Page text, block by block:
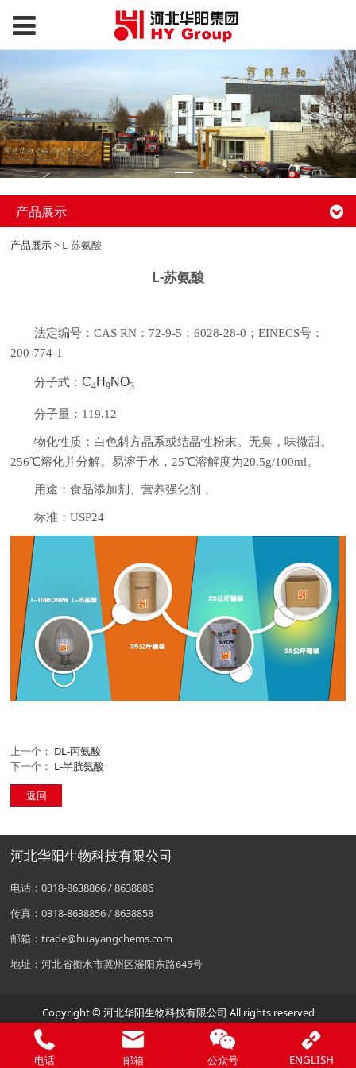
产品展示
产品展示> L-苏氨酸
L-苏氨酸
法定编号：CAS RN：72-9-5；6028-28-0；EINECS号：
200-774-1
分子式： C4H 9NO3
分子量：119.12
物化性质：白色斜方晶系或结晶性粉末。无臭，味微甜。
256℃熔化并分解。易溶于水，25℃溶解度为20.5g/100ml。
用途：食品添加剂、营养强化剂，
标准：USP24
上一个： DL-丙氨酸
下一个： L-半胱氨酸
返回
河北华阳生物科技有限公司
电话：0318-8638866 / 8638886
传真：0318-8638856 / 8638858
邮箱：trade@huayangchems.com
地址：河北省衡水市冀州区滏阳东路645号
Copyright © 河北华阳生物科技有限公司 All rights reserved
电话 邮箱 公众号 ENGLISH